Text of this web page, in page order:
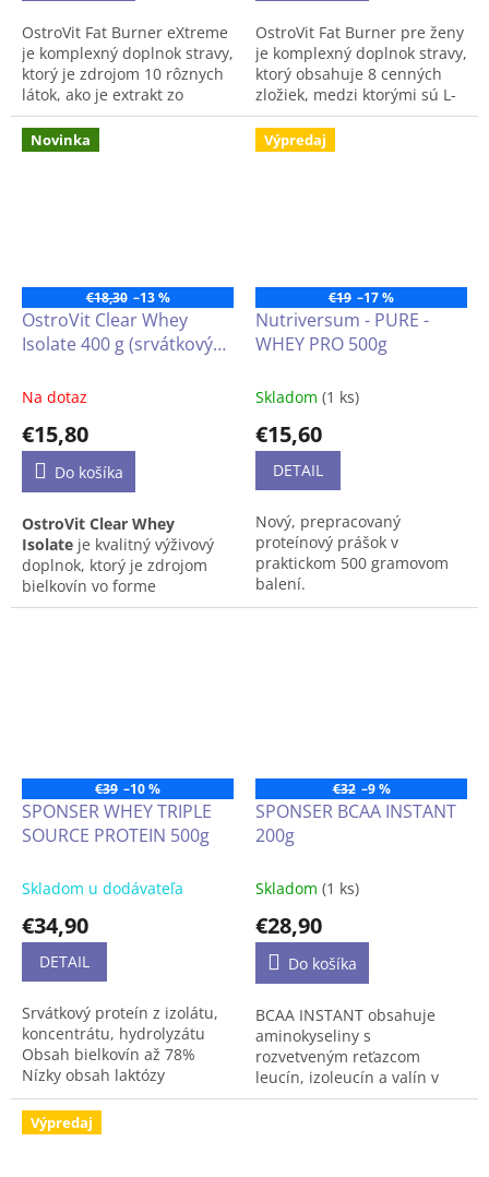
Upozornenie: Nesmie sa
používať ako náhrada
rozmanitej stravy. Nie je
určené pre deti, tehotné a
dojčiace ženy. Ukladajte
mimo dosahu detí! Chráňte
OstroVit Fat Burner eXtreme
je komplexný doplnok stravy,
ktorý je zdrojom 10 rôznych
látok, ako je extrakt zo
semien afrického manga, L-
tyrozín alebo chróm. Tento
prípravok je dostupný vo
OstroVit Fat Burner pre ženy
je komplexný doplnok stravy,
ktorý obsahuje 8 cenných
zložiek, medzi ktorými sú L-
karnitín, kofeín a chróm. Je
to prípravok dostupný vo
forme ľahko prehĺtateľných
Novinka
€18,30 –13 %
OstroVit Clear Whey
Isolate 400 g (srvátkový
mlieka), príchuť: uhorka a
Na dotaz
€15,80
Do košíka
OstroVit Clear Whey
Isolate je kvalitný výživový
doplnok, ktorý je zdrojom
bielkovín vo forme
srvátkového proteínového
potrebou bielkovín.
Výpredaj
€19 –17 %
Nutriversum - PURE -
WHEY PRO 500g
Skladom (1 ks)
€15,60
DETAIL
Nový, prepracovaný
proteínový prášok v
praktickom 500 gramovom
balení.
€39 –10 %
SPONSER WHEY TRIPLE
SOURCE PROTEIN 500g
Skladom u dodávateľa
€34,90
DETAIL
Srvátkový proteín z izolátu,
koncentrátu, hydrolyzátu
Obsah bielkovín až 78%
Nízky obsah laktózy
€32 –9 %
SPONSER BCAA INSTANT
200g
Skladom (1 ks)
€28,90
Do košíka
BCAA INSTANT obsahuje
aminokyseliny s
rozvetveným reťazcom
leucín, izoleucín a valín v
optimálnom pomere 3: 1: 1 v
Výpredaj